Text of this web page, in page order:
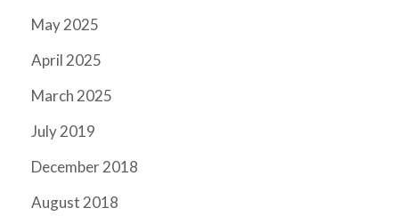
May 2025
April 2025
March 2025
July 2019
December 2018
August 2018